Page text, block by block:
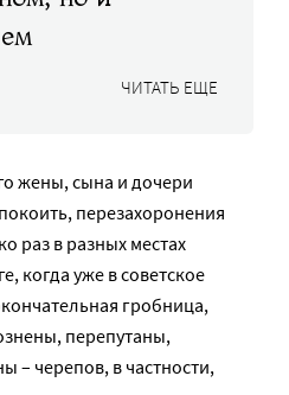
ЧИТАТЬ ЕЩЕ
жены, сына и дочери
перезахоронения
раз в разных местах
когда уже в советское
гробница,
перепутаны,
– черепов, в частности,